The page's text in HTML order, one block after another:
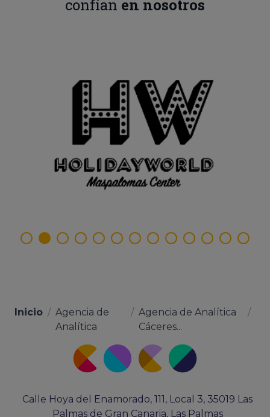
confían en nosotros
Inicio / Agencia de
Analítica
/ Agencia de Analítica
Cáceres...
/
Calle Hoya del Enamorado, 111, Local 3, 35019 Las
Palmas de Gran Canaria, Las Palmas